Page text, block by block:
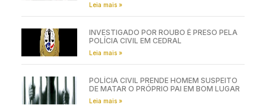
Leia mais »
INVESTIGADO POR ROUBO É PRESO PELA
POLÍCIA CIVIL EM CEDRAL
Leia mais »
POLÍCIA CIVIL PRENDE HOMEM SUSPEITO
DE MATAR O PRÓPRIO PAI EM BOM LUGAR
Leia mais »